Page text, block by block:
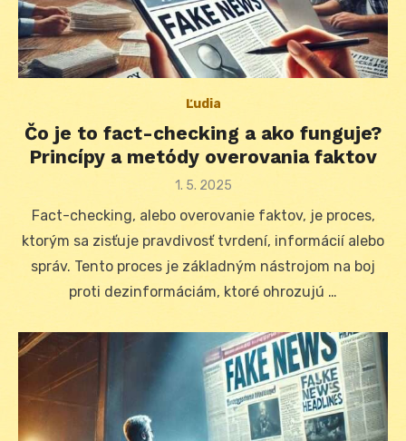
Ľudia
Čo je to fact-checking a ako funguje?
Princípy a metódy overovania faktov
Posted
1. 5. 2025
Fact-checking, alebo overovanie faktov, je proces,
ktorým sa zisťuje pravdivosť tvrdení, informácií alebo
správ. Tento proces je základným nástrojom na boj
proti dezinformáciám, ktoré ohrozujú …